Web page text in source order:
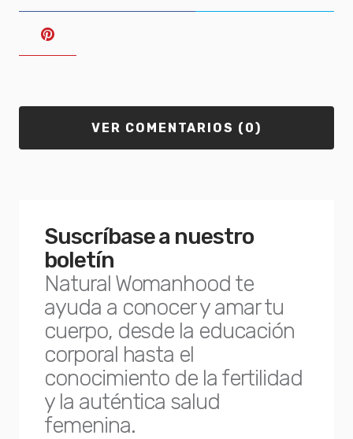
VER COMENTARIOS (0)
Suscríbase a nuestro
boletín
Natural Womanhood te
ayuda a conocer y amar tu
cuerpo, desde la educación
corporal hasta el
conocimiento de la fertilidad
y la auténtica salud
femenina.